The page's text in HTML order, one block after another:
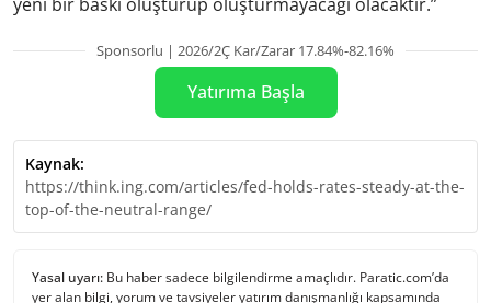
Sponsorlu | 2026/2Ç Kar/Zarar 17.84%-82.16%
Yatırıma Başla
Kaynak:
https://think.ing.com/articles/fed-holds-rates-steady-at-the-
top-of-the-neutral-range/
Yasal uyarı: Bu haber sadece bilgilendirme amaçlıdır. Paratic.com’da
yer alan bilgi, yorum ve tavsiyeler yatırım danışmanlığı kapsamında